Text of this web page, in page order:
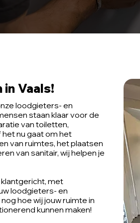
Vaals!
loodgieters- en
staan klaar voor de
van toiletten,
nu gaat om het
van ruimtes, het plaatsen
van sanitair, wij helpen je
met
loodgieters- en
hoe wij jouw ruimte in
kunnen maken!